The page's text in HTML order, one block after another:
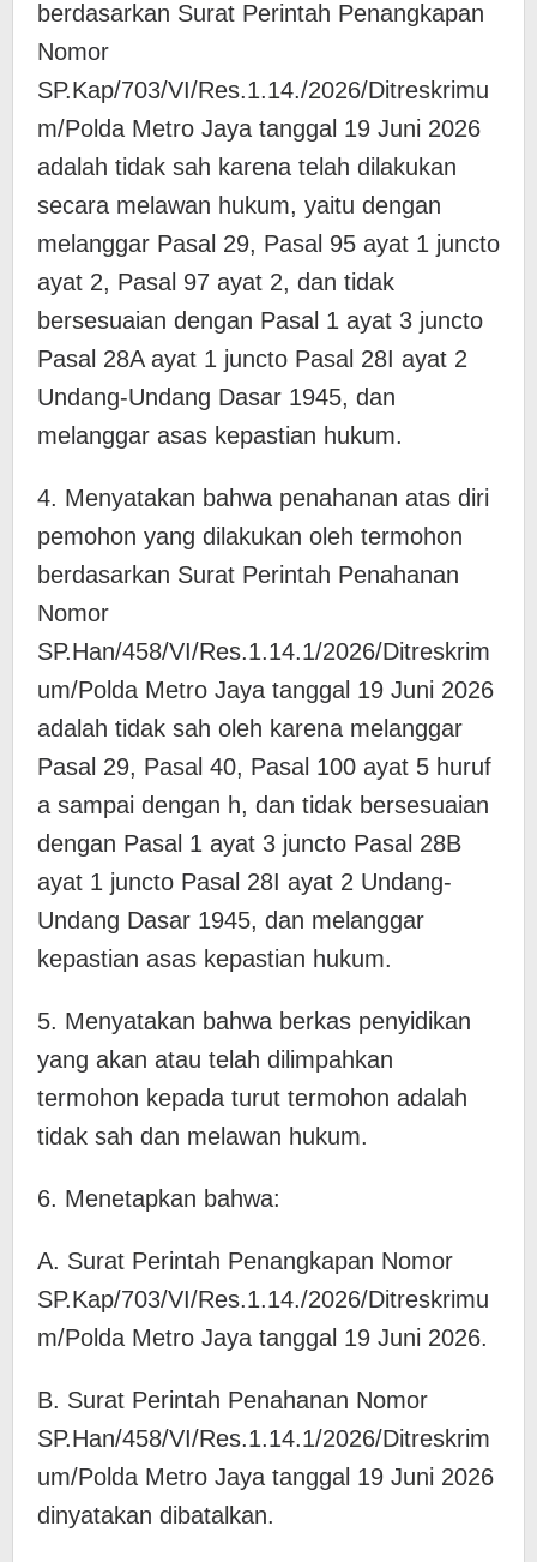
berdasarkan Surat Perintah Penangkapan
Nomor
SP.Kap/703/VI/Res.1.14./2026/Ditreskrimu
m/Polda Metro Jaya tanggal 19 Juni 2026
adalah tidak sah karena telah dilakukan
secara melawan hukum, yaitu dengan
melanggar Pasal 29, Pasal 95 ayat 1 juncto
ayat 2, Pasal 97 ayat 2, dan tidak
bersesuaian dengan Pasal 1 ayat 3 juncto
Pasal 28A ayat 1 juncto Pasal 28I ayat 2
Undang-Undang Dasar 1945, dan
melanggar asas kepastian hukum.
4. Menyatakan bahwa penahanan atas diri
pemohon yang dilakukan oleh termohon
berdasarkan Surat Perintah Penahanan
Nomor
SP.Han/458/VI/Res.1.14.1/2026/Ditreskrim
um/Polda Metro Jaya tanggal 19 Juni 2026
adalah tidak sah oleh karena melanggar
Pasal 29, Pasal 40, Pasal 100 ayat 5 huruf
a sampai dengan h, dan tidak bersesuaian
dengan Pasal 1 ayat 3 juncto Pasal 28B
ayat 1 juncto Pasal 28I ayat 2 Undang-
Undang Dasar 1945, dan melanggar
kepastian asas kepastian hukum.
5. Menyatakan bahwa berkas penyidikan
yang akan atau telah dilimpahkan
termohon kepada turut termohon adalah
tidak sah dan melawan hukum.
6. Menetapkan bahwa:
A. Surat Perintah Penangkapan Nomor
SP.Kap/703/VI/Res.1.14./2026/Ditreskrimu
m/Polda Metro Jaya tanggal 19 Juni 2026.
B. Surat Perintah Penahanan Nomor
SP.Han/458/VI/Res.1.14.1/2026/Ditreskrim
um/Polda Metro Jaya tanggal 19 Juni 2026
dinyatakan dibatalkan.